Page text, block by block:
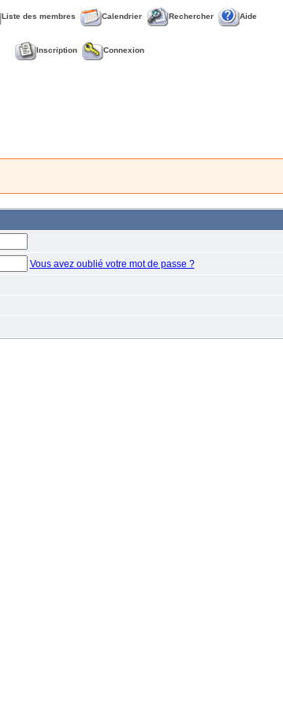
Liste des membres Calendrier Rechercher Aide
Inscription Connexion
Vous avez oublié votre mot de passe ?